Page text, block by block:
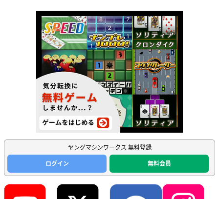
ヤングマシンワークス 無料登録
ログイン
無料会員